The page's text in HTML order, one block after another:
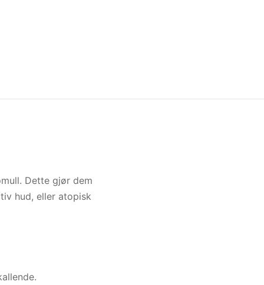
Dette gjør dem
hud, eller atopisk